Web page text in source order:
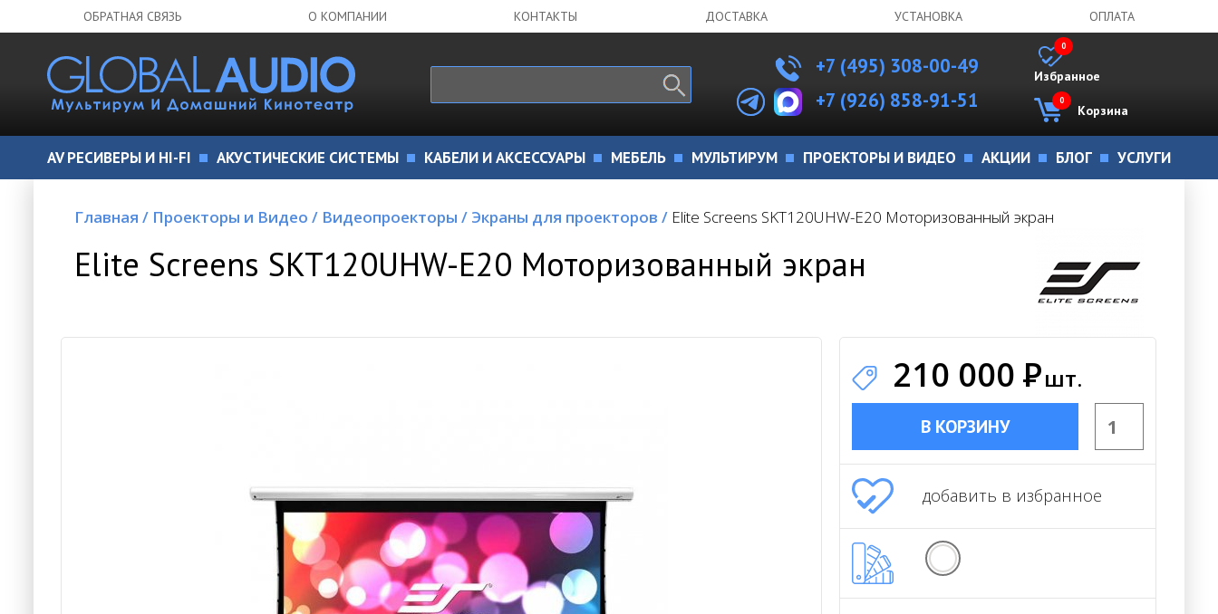
ОБРАТНАЯ СВЯЗЬ О КОМПАНИИ КОНТАКТЫ ДОСТАВКА УСТАНОВКА ОПЛАТА
+7 (495) 308-00-49
+7 (926) 858-91-51
Избранное
0
Корзина
0
AV РЕСИВЕРЫ И HI-FI АКУСТИЧЕСКИЕ СИСТЕМЫ КАБЕЛИ И АКСЕССУАРЫ МЕБЕЛЬ МУЛЬТИРУМ ПРОЕКТОРЫ И ВИДЕО АКЦИИ БЛОГ УСЛУГИ
Главная / Проекторы и Видео / Видеопроекторы / Экраны для проекторов / Elite Screens SKT120UHW-E20 Моторизованный экран
Elite Screens SKT120UHW-E20 Моторизованный экран
210 000 Ршт.
В КОРЗИНУ
добавить в избранное